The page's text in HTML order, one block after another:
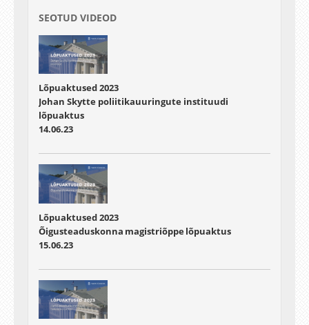
SEOTUD VIDEOD
Lõpuaktused 2023
Johan Skytte poliitikauuringute instituudi
lõpuaktus
14.06.23
Lõpuaktused 2023
Õigusteaduskonna magistriõppe lõpuaktus
15.06.23